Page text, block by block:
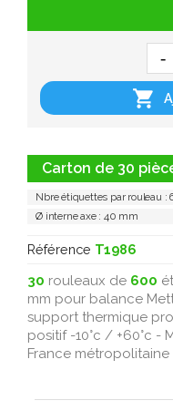
Carton de 30
Nbre étiquettes par rouleau :
Ø interne axe : 40 mm
Référence T1986
30 rouleaux de 600
mm pour balance
support thermique
positif -10°c / +60°c -
France métropolitaine
